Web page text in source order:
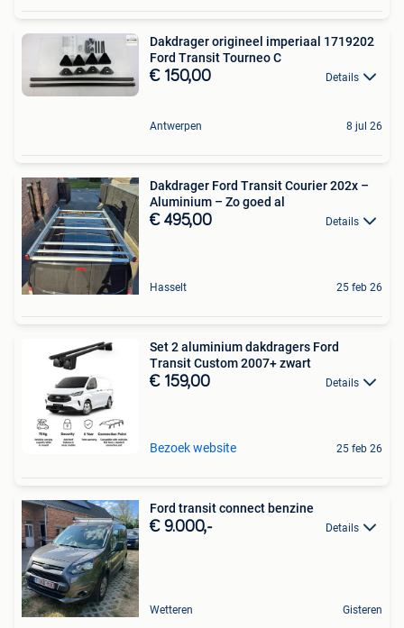
Dakdrager origineel imperiaal 1719202
Ford Transit Tourneo C
€ 150,00 Details
Antwerpen 8 jul 26
Dakdrager Ford Transit Courier 202x –
Aluminium – Zo goed al
€ 495,00 Details
Hasselt 25 feb 26
Set 2 aluminium dakdragers Ford
Transit Custom 2007+ zwart
€ 159,00 Details
Bezoek website 25 feb 26
Ford transit connect benzine
€ 9.000,- Details
Wetteren Gisteren